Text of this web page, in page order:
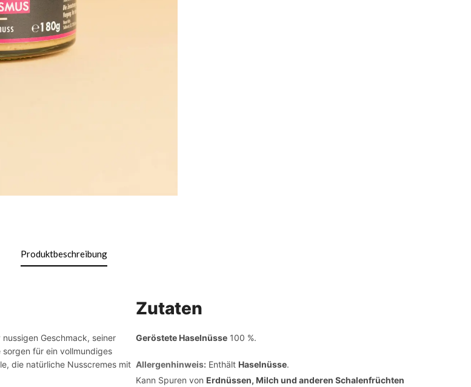
Produktbeschreibung
Geschmack, seiner
für ein vollmundiges
die natürliche Nusscremes mit
Zutaten
Geröstete Haselnüsse 100 %.
Allergenhinweis: Enthält Haselnüsse.
Kann Spuren von Erdnüssen, Milch und anderen Schalenfrüchten